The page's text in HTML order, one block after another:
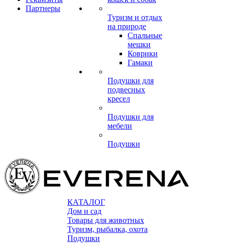
Партнеры
Туризм и отдых
на природе
Спальные
мешки
Коврики
Гамаки
Подушки для
подвесных
кресел
Подушки для
мебели
Подушки
КАТАЛОГ
Дом и сад
Товары для животных
Туризм, рыбалка, охота
Подушки